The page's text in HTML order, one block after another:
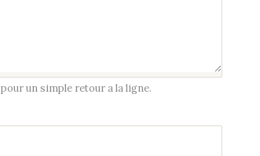
un simple retour a la ligne.